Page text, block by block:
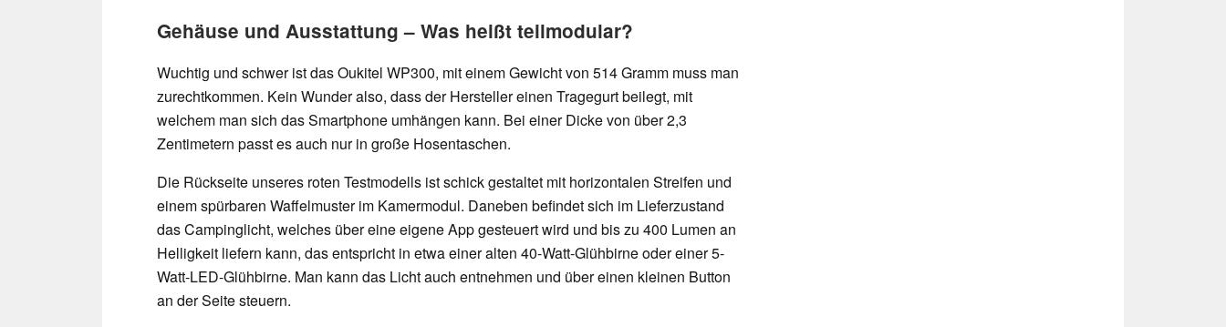
Gehäuse und Ausstattung – Was heißt teilmodular?
Wuchtig und schwer ist das Oukitel WP300, mit einem Gewicht von 514 Gramm muss man
zurechtkommen. Kein Wunder also, dass der Hersteller einen Tragegurt beilegt, mit
welchem man sich das Smartphone umhängen kann. Bei einer Dicke von über 2,3
Zentimetern passt es auch nur in große Hosentaschen.
Die Rückseite unseres roten Testmodells ist schick gestaltet mit horizontalen Streifen und
einem spürbaren Waffelmuster im Kamermodul. Daneben befindet sich im Lieferzustand
das Campinglicht, welches über eine eigene App gesteuert wird und bis zu 400 Lumen an
Helligkeit liefern kann, das entspricht in etwa einer alten 40-Watt-Glühbirne oder einer 5-
Watt-LED-Glühbirne. Man kann das Licht auch entnehmen und über einen kleinen Button
an der Seite steuern.